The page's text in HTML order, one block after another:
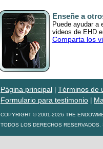
Enseñe a
Puede ayudar a
videos de EHD
Comparta los
Página principal
Términos de
Formulario para testimonio
COPYRIGHT © 2001-2026 THE
TODOS LOS DERECHOS